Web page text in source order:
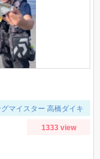
マイスター 高橋ダイキ
1333 view